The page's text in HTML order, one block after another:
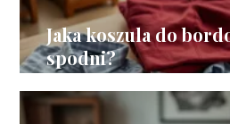
Jaka koszula do
spodni?